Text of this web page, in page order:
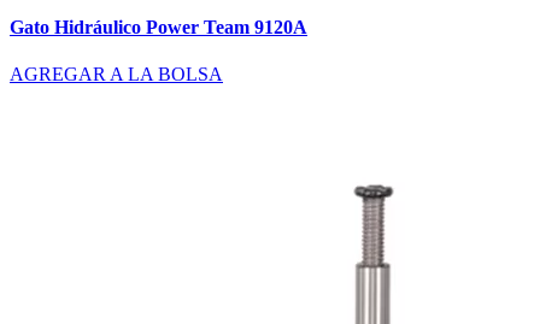
Gato Hidráulico Power Team 9120A
AGREGAR A LA BOLSA